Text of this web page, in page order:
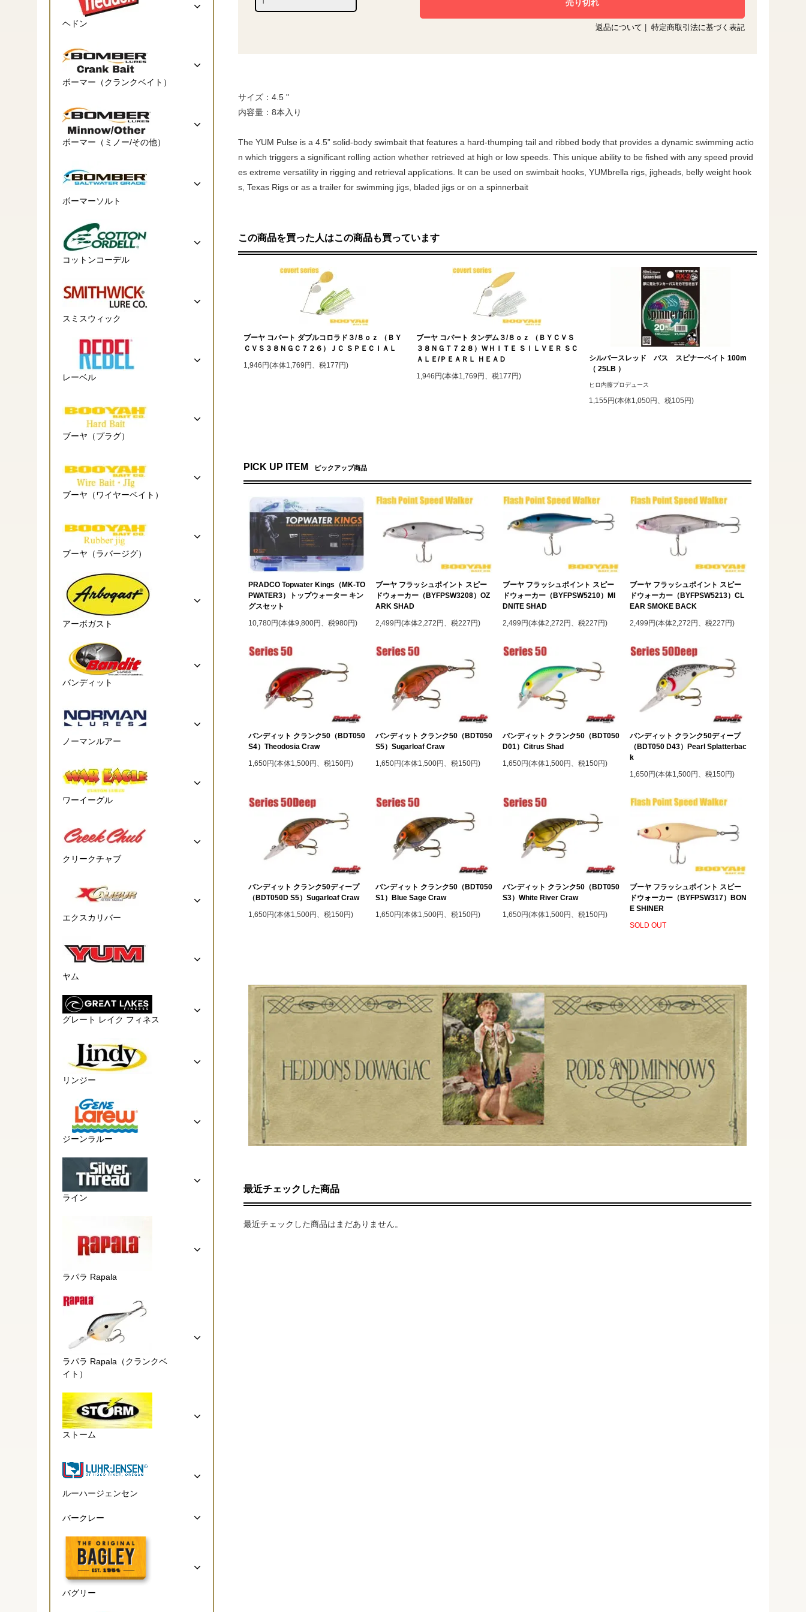
返品について | 特定商取引法に基づく表記
サイズ：4.5 "
内容量：8本入り
The YUM Pulse is a 4.5” solid-body swimbait that features a hard-thumping tail and ribbed body that provides a dynamic swimming actio
n which triggers a significant rolling action whether retrieved at high or low speeds. This unique ability to be fished with any speed provid
es extreme versatility in rigging and retrieval applications. It can be used on swimbait hooks, YUMbrella rigs, jigheads, belly weight hook
s, Texas Rigs or as a trailer for swimming jigs, bladed jigs or on a spinnerbait
この商品を買った人はこの商品も買っています
ブーヤ コバート ダブルコロラド３/８ｏｚ （ＢＹ
ＣＶＳ３８ＮＧＣ７２６）ＪＣ ＳＰＥＣＩＡＬ
1,946円(本体1,769円、税177円)
ブーヤ コバート タンデム３/８ｏｚ （ＢＹＣＶＳ
３８ＮＧＴ７２８）ＷＨＩＴＥ ＳＩＬＶＥＲ ＳＣ
ＡＬＥ/ＰＥＡＲＬ ＨＥＡＤ
1,946円(本体1,769円、税177円)
シルバースレッド バス スピナーベイト 100m
（ 25LB ）
ヒロ内藤プロデュース
1,155円(本体1,050円、税105円)
PICK UP ITEM ピックアップ商品
PRADCO Topwater Kings（MK-TO
PWATER3）トップウォーター キン
グスセット
10,780円(本体9,800円、税980円)
ブーヤ フラッシュポイント スピー
ドウォーカー（BYFPSW3208）OZ
ARK SHAD
2,499円(本体2,272円、税227円)
ブーヤ フラッシュポイント スピー
ドウォーカー（BYFPSW5210）MI
DNITE SHAD
2,499円(本体2,272円、税227円)
ブーヤ フラッシュポイント スピー
ドウォーカー（BYFPSW5213）CL
EAR SMOKE BACK
2,499円(本体2,272円、税227円)
バンディット クランク50（BDT050
S4）Theodosia Craw
1,650円(本体1,500円、税150円)
バンディット クランク50（BDT050
S5）Sugarloaf Craw
1,650円(本体1,500円、税150円)
バンディット クランク50（BDT050
D01）Citrus Shad
1,650円(本体1,500円、税150円)
バンディット クランク50ディープ
（BDT050 D43）Pearl Splatterbac
k
1,650円(本体1,500円、税150円)
バンディット クランク50ディープ
（BDT050D S5）Sugarloaf Craw
1,650円(本体1,500円、税150円)
バンディット クランク50（BDT050
S1）Blue Sage Craw
1,650円(本体1,500円、税150円)
バンディット クランク50（BDT050
S3）White River Craw
1,650円(本体1,500円、税150円)
ブーヤ フラッシュポイント スピー
ドウォーカー（BYFPSW317）BON
E SHINER
SOLD OUT
最近チェックした商品
最近チェックした商品はまだありません。
ヘドン
ボーマー（クランクベイト）
ボーマー（ミノー/その他）
ボーマーソルト
コットンコーデル
スミスウィック
レーベル
ブーヤ（プラグ）
ブーヤ（ワイヤーベイト）
ブーヤ（ラバージグ）
アーボガスト
バンディット
ノーマンルアー
ワーイーグル
クリークチャブ
エクスカリバー
ヤム
グレート レイク フィネス
リンジー
ジーンラルー
ライン
ラパラ Rapala
ラパラ Rapala（クランクベ
イト）
ストーム
ルーハージェンセン
バークレー
バグリー